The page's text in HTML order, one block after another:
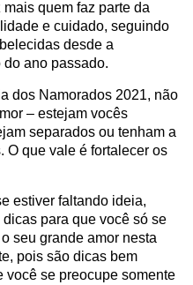
quem faz parte da
e cuidado, seguindo
desde a
ano passado.
dos Namorados 2021, não
– estejam vocês
separados ou tenham a
O que vale é fortalecer os
estiver faltando ideia,
para que você só se
seu grande amor nesta
pois são dicas bem
você se preocupe somente